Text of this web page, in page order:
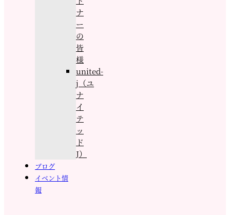
ナ
ー
の
皆
様
united-
j（ユ
ナ
イ
テ
ッ
ド
J）
ブログ
イベント情
報